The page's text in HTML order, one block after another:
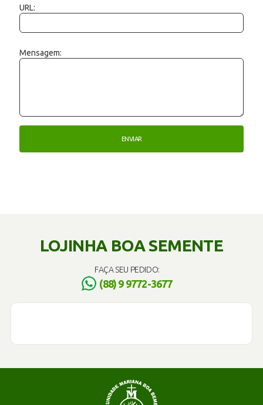
URL:
Mensagem:
LOJINHA BOA SEMENTE
FAÇA SEU PEDIDO:
(88) 9 9772-3677